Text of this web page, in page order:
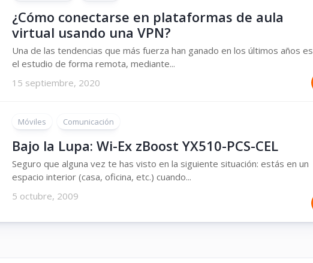
¿Cómo conectarse en plataformas de aula
virtual usando una VPN?
Una de las tendencias que más fuerza han ganado en los últimos años es
el estudio de forma remota, mediante...
15 septiembre, 2020
Móviles Comunicación
Bajo la Lupa: Wi-Ex zBoost YX510-PCS-CEL
Seguro que alguna vez te has visto en la siguiente situación: estás en un
espacio interior (casa, oficina, etc.) cuando...
5 octubre, 2009